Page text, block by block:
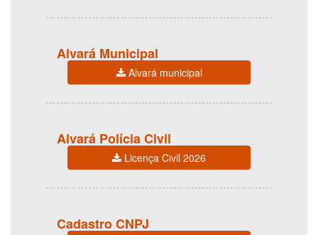
Alvará Municipal
Alvará municipal
Alvará Polícia Civil
Licença Civil 2026
Cadastro CNPJ